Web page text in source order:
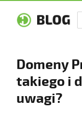
Domeny
takiego i
uwagi?